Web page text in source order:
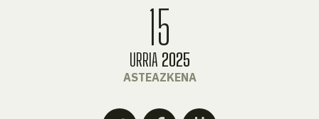
15
URRIA 2025
ASTEAZKENA